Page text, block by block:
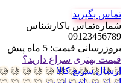
تماس بگیرید
شماره‌تماس‌ با‌کارشناس
09123456789
بروزرسانی قیمت: 5 ماه پیش
قیمت بهتری سراغ دارید؟
ارسال سریع کالا